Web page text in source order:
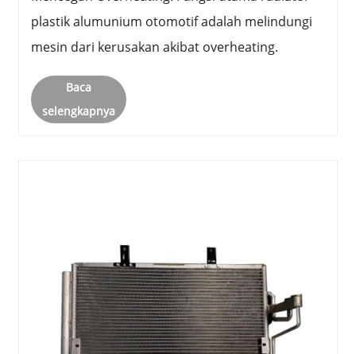
plastik alumunium otomotif adalah melindungi
mesin dari kerusakan akibat overheating.
Baca
selengkapnya